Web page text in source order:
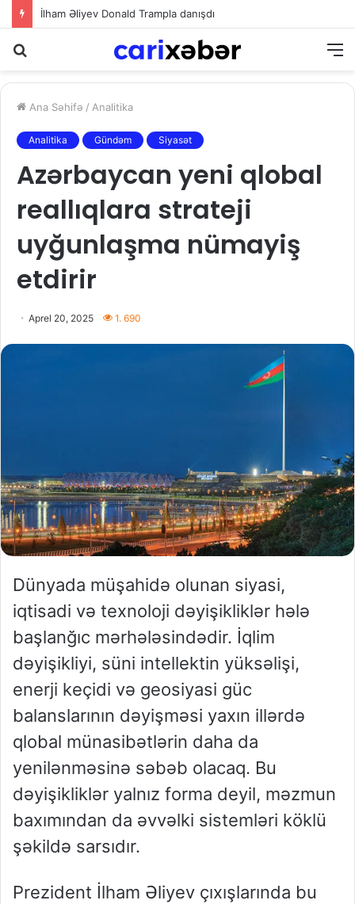
İlham Əliyev Donald Trampla danışdı
Ana Səhifə / Analitika
Analitika Gündəm Siyasət
Azərbaycan yeni qlobal
reallıqlara strateji
uyğunlaşma nümayiş
etdirir
Aprel 20, 2025 1. 690
Dünyada müşahidə olunan siyasi,
iqtisadi və texnoloji dəyişikliklər hələ
başlanğıc mərhələsindədir. İqlim
dəyişikliyi, süni intellektin yüksəlişi,
enerji keçidi və geosiyasi güc
balanslarının dəyişməsi yaxın illərdə
qlobal münasibətlərin daha da
yenilənməsinə səbəb olacaq. Bu
dəyişikliklər yalnız forma deyil, məzmun
baxımından da əvvəlki sistemləri köklü
şəkildə sarsıdır.
Prezident İlham Əliyev çıxışlarında bu